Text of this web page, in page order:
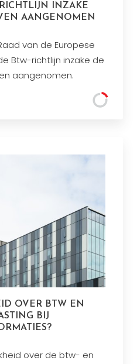
INZAKE
AANGENOMEN
van de Europese
Btw-richtlijn inzake de
aangenomen.
OVER BTW EN
BIJ
over de btw- en